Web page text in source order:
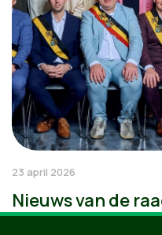
23 april 2026
Nieuws van de